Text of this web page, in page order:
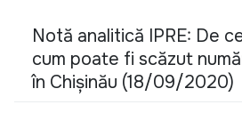
Notă analitică IPRE: De
cum poate fi scăzut
în Chișinău (18/09/2020)